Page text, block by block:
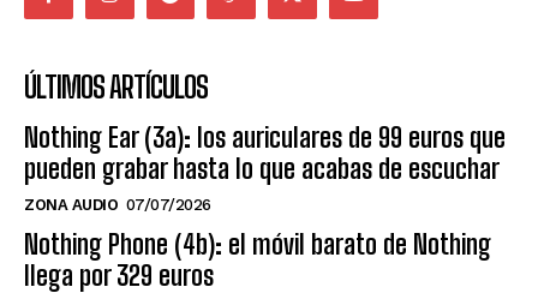
ÚLTIMOS ARTÍCULOS
Nothing Ear (3a): los auriculares de 99 euros que
pueden grabar hasta lo que acabas de escuchar
ZONA AUDIO 07/07/2026
Nothing Phone (4b): el móvil barato de Nothing
llega por 329 euros